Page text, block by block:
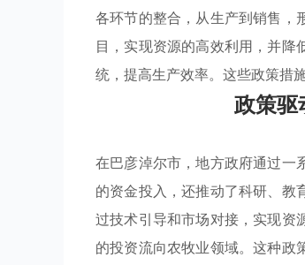
各环节的整合，从生产到销售，
目，实现资源的高效利用，并
统，提高生产效率。这些政策措
政策驱
在巴彦淖尔市，地方政府通过一
的资金投入，还推动了科研、教
过技术引导和市场对接，实现资
的投资流向农牧业领域。这种政